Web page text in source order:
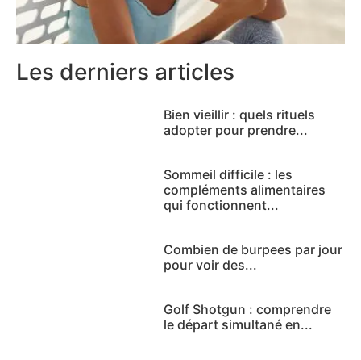
Les derniers articles
Bien vieillir : quels rituels
adopter pour prendre...
Sommeil difficile : les
compléments alimentaires
qui fonctionnent...
Combien de burpees par jour
pour voir des...
Golf Shotgun : comprendre
le départ simultané en...